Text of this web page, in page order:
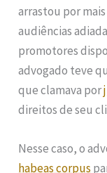
arrastou por
audiências
promotores
advogado teve
que clamava por
direitos de seu
Nesse caso, o
habeas corpus